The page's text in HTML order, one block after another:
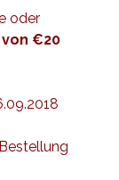
oder
€20